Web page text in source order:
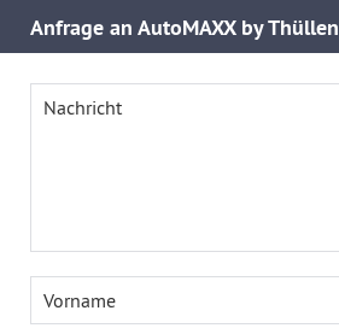
Anfrage an AutoMAXX by Thüllen
Nachricht
Vorname